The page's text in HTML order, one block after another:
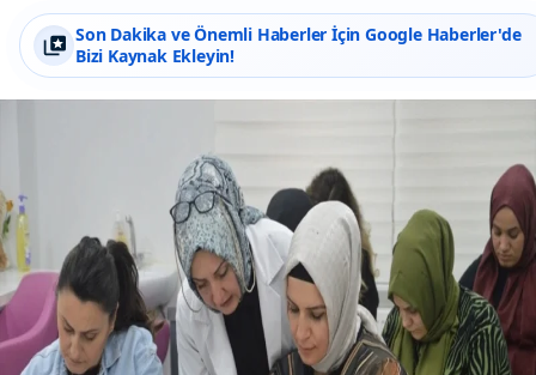
Son Dakika ve Önemli Haberler İçin Google Haberler'de
Bizi Kaynak Ekleyin!